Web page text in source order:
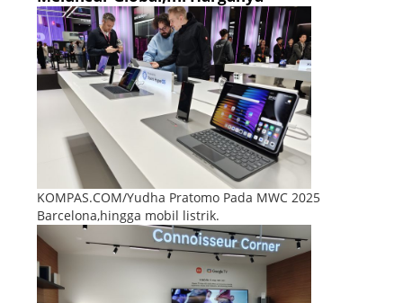
KOMPAS.COM/Yudha Pratomo Pada MWC 2025
Barcelona,hingga mobil listrik.